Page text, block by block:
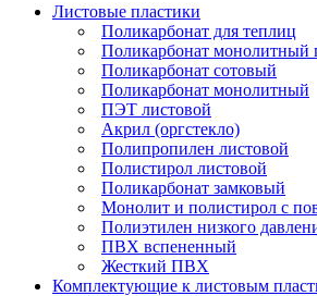
Листовые пластики
Поликарбонат для теплиц
Поликарбонат монолитный
Поликарбонат сотовый
Поликарбонат монолитный
ПЭТ листовой
Акрил (оргстекло)
Полипропилен листовой
Полистирол листовой
Поликарбонат замковый
Монолит и полистирол с
Полиэтилен низкого
ПВХ вспененный
Жесткий ПВХ
Комплектующие к листовым